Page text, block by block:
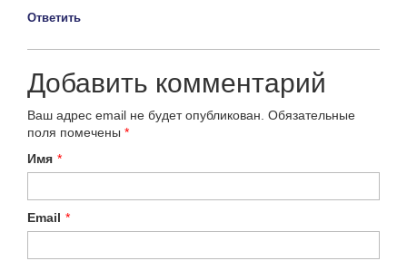
Ответить
Добавить комментарий
Ваш адрес email не будет опубликован. Обязательные
поля помечены *
Имя *
Email *